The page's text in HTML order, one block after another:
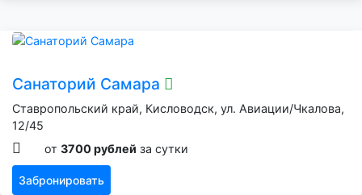
Санаторий Самара
Ставропольский край, Кисловодск, ул. Авиации/Чкалова,
12/45
от 3700 рублей за сутки
Забронировать